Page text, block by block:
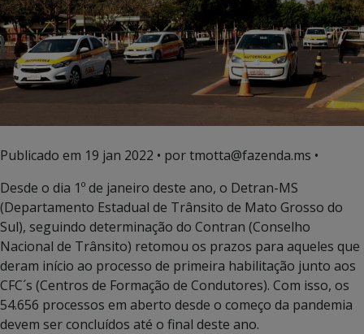
Publicado em 19 jan 2022 • por tmotta@fazenda.ms •
Desde o dia 1º de janeiro deste ano, o Detran-MS
(Departamento Estadual de Trânsito de Mato Grosso do
Sul), seguindo determinação do Contran (Conselho
Nacional de Trânsito) retomou os prazos para aqueles que
deram início ao processo de primeira habilitação junto aos
CFC´s (Centros de Formação de Condutores). Com isso, os
54.656 processos em aberto desde o começo da pandemia
devem ser concluídos até o final deste ano.